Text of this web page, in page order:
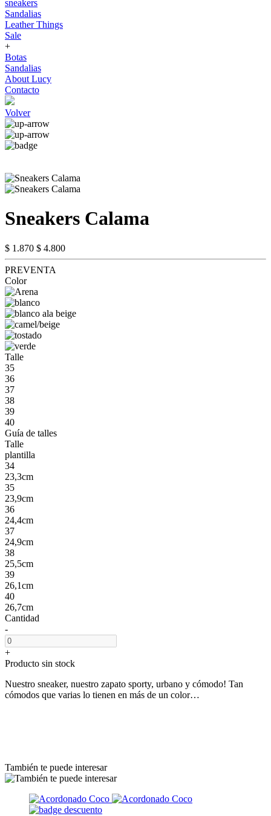
sneakers
Sandalias
Leather Things
Sale
+
Botas
Sandalias
About Lucy
Contacto
Volver
Sneakers Calama
$ 1.870 $ 4.800
PREVENTA
Color
Talle
35
36
37
38
39
40
Guía de talles
Talle
plantilla
34
23,3cm
35
23,9cm
36
24,4cm
37
24,9cm
38
25,5cm
39
26,1cm
40
26,7cm
Cantidad
-
+
Producto sin stock
Nuestro sneaker, nuestro zapato sporty, urbano y cómodo! Tan
cómodos que varias lo tienen en más de un color…
También te puede interesar